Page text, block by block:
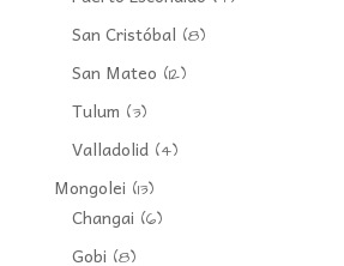
San Cristóbal (8)
San Mateo (12)
Tulum (3)
Valladolid(4)
Mongolei (13)
Changai (6)
Gobi (8)